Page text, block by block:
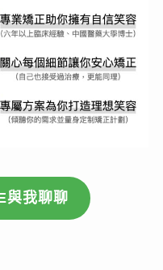
與我聊聊